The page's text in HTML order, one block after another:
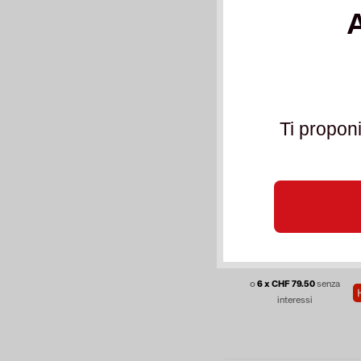
Ti
477,00 CHF
o6 x CHF 79.50senza
interessi